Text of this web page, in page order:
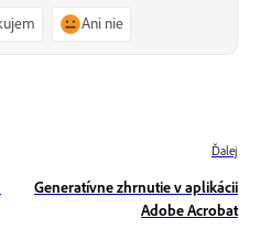
Ani nie
Ďalej
Generatívne zhrnutie v aplikácii
Adobe Acrobat